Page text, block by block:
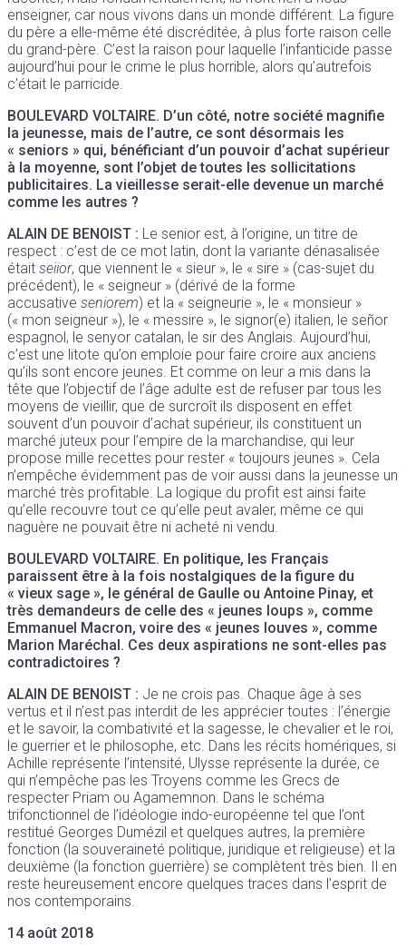
enseigner, car nous vivons dans un monde différent. La figure
du père a elle-même été discréditée, à plus forte raison celle
du grand-père. C’est la raison pour laquelle l’infanticide passe
aujourd’hui pour le crime le plus horrible, alors qu’autrefois
c’était le parricide.
BOULEVARD VOLTAIRE. D’un côté, notre société magnifie
la jeunesse, mais de l’autre, ce sont désormais les
« seniors » qui, bénéficiant d’un pouvoir d’achat supérieur
à la moyenne, sont l’objet de toutes les sollicitations
publicitaires. La vieillesse serait-elle devenue un marché
comme les autres ?
ALAIN DE BENOIST : Le senior est, à l’origine, un titre de
respect : c’est de ce mot latin, dont la variante dénasalisée
était seiior, que viennent le « sieur », le « sire » (cas-sujet du
précédent), le « seigneur » (dérivé de la forme
accusative seniorem) et la « seigneurie », le « monsieur »
(« mon seigneur »), le « messire », le signor(e) italien, le señor
espagnol, le senyor catalan, le sir des Anglais. Aujourd’hui,
c’est une litote qu’on emploie pour faire croire aux anciens
qu’ils sont encore jeunes. Et comme on leur a mis dans la
tête que l’objectif de l’âge adulte est de refuser par tous les
moyens de vieillir, que de surcroît ils disposent en effet
souvent d’un pouvoir d’achat supérieur, ils constituent un
marché juteux pour l’empire de la marchandise, qui leur
propose mille recettes pour rester « toujours jeunes ». Cela
n’empêche évidemment pas de voir aussi dans la jeunesse un
marché très profitable. La logique du profit est ainsi faite
qu’elle recouvre tout ce qu’elle peut avaler, même ce qui
naguère ne pouvait être ni acheté ni vendu.
BOULEVARD VOLTAIRE. En politique, les Français
paraissent être à la fois nostalgiques de la figure du
« vieux sage », le général de Gaulle ou Antoine Pinay, et
très demandeurs de celle des « jeunes loups », comme
Emmanuel Macron, voire des « jeunes louves », comme
Marion Maréchal. Ces deux aspirations ne sont-elles pas
contradictoires ?
ALAIN DE BENOIST : Je ne crois pas. Chaque âge à ses
vertus et il n’est pas interdit de les apprécier toutes : l’énergie
et le savoir, la combativité et la sagesse, le chevalier et le roi,
le guerrier et le philosophe, etc. Dans les récits homériques, si
Achille représente l’intensité, Ulysse représente la durée, ce
qui n’empêche pas les Troyens comme les Grecs de
respecter Priam ou Agamemnon. Dans le schéma
trifonctionnel de l’idéologie indo-européenne tel que l’ont
restitué Georges Dumézil et quelques autres, la première
fonction (la souveraineté politique, juridique et religieuse) et la
deuxième (la fonction guerrière) se complètent très bien. Il en
reste heureusement encore quelques traces dans l’esprit de
nos contemporains.
14 août 2018